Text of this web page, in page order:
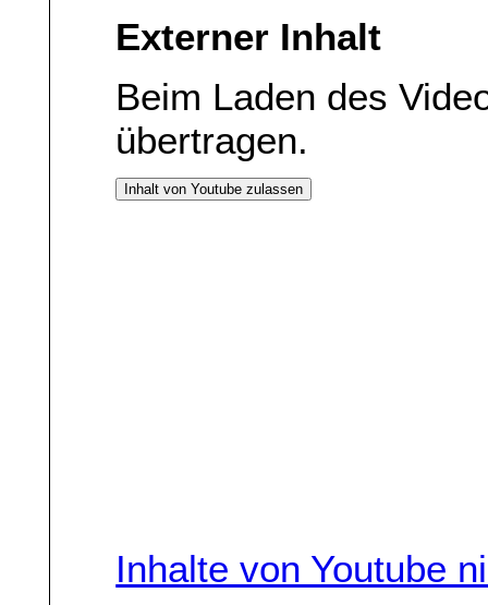
Externer Inhalt
Beim Laden des
übertragen.
Inhalt von Youtube zulassen
Inhalte von Youtube